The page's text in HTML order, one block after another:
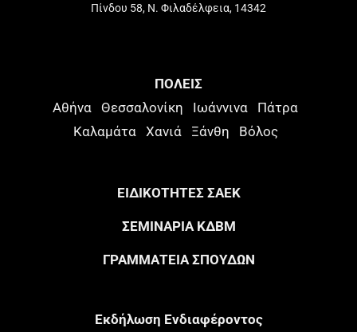
Πίνδου 58, Ν. Φιλαδέλφεια, 14342
ΠΟΛΕΙΣ
Αθήνα Θεσσαλονίκη Ιωάννινα
Πάτρα
Καλαμάτα
Χανιά Ξάνθη Βόλος
ΕΙΔΙΚΟΤΗΤΕΣ ΣΑΕΚ
ΣΕΜΙΝΑΡΙΑ ΚΔΒΜ
ΓΡΑΜΜΑΤΕΙΑ ΣΠΟΥΔΩΝ
Eκδήλωση Eνδιαφέροντος